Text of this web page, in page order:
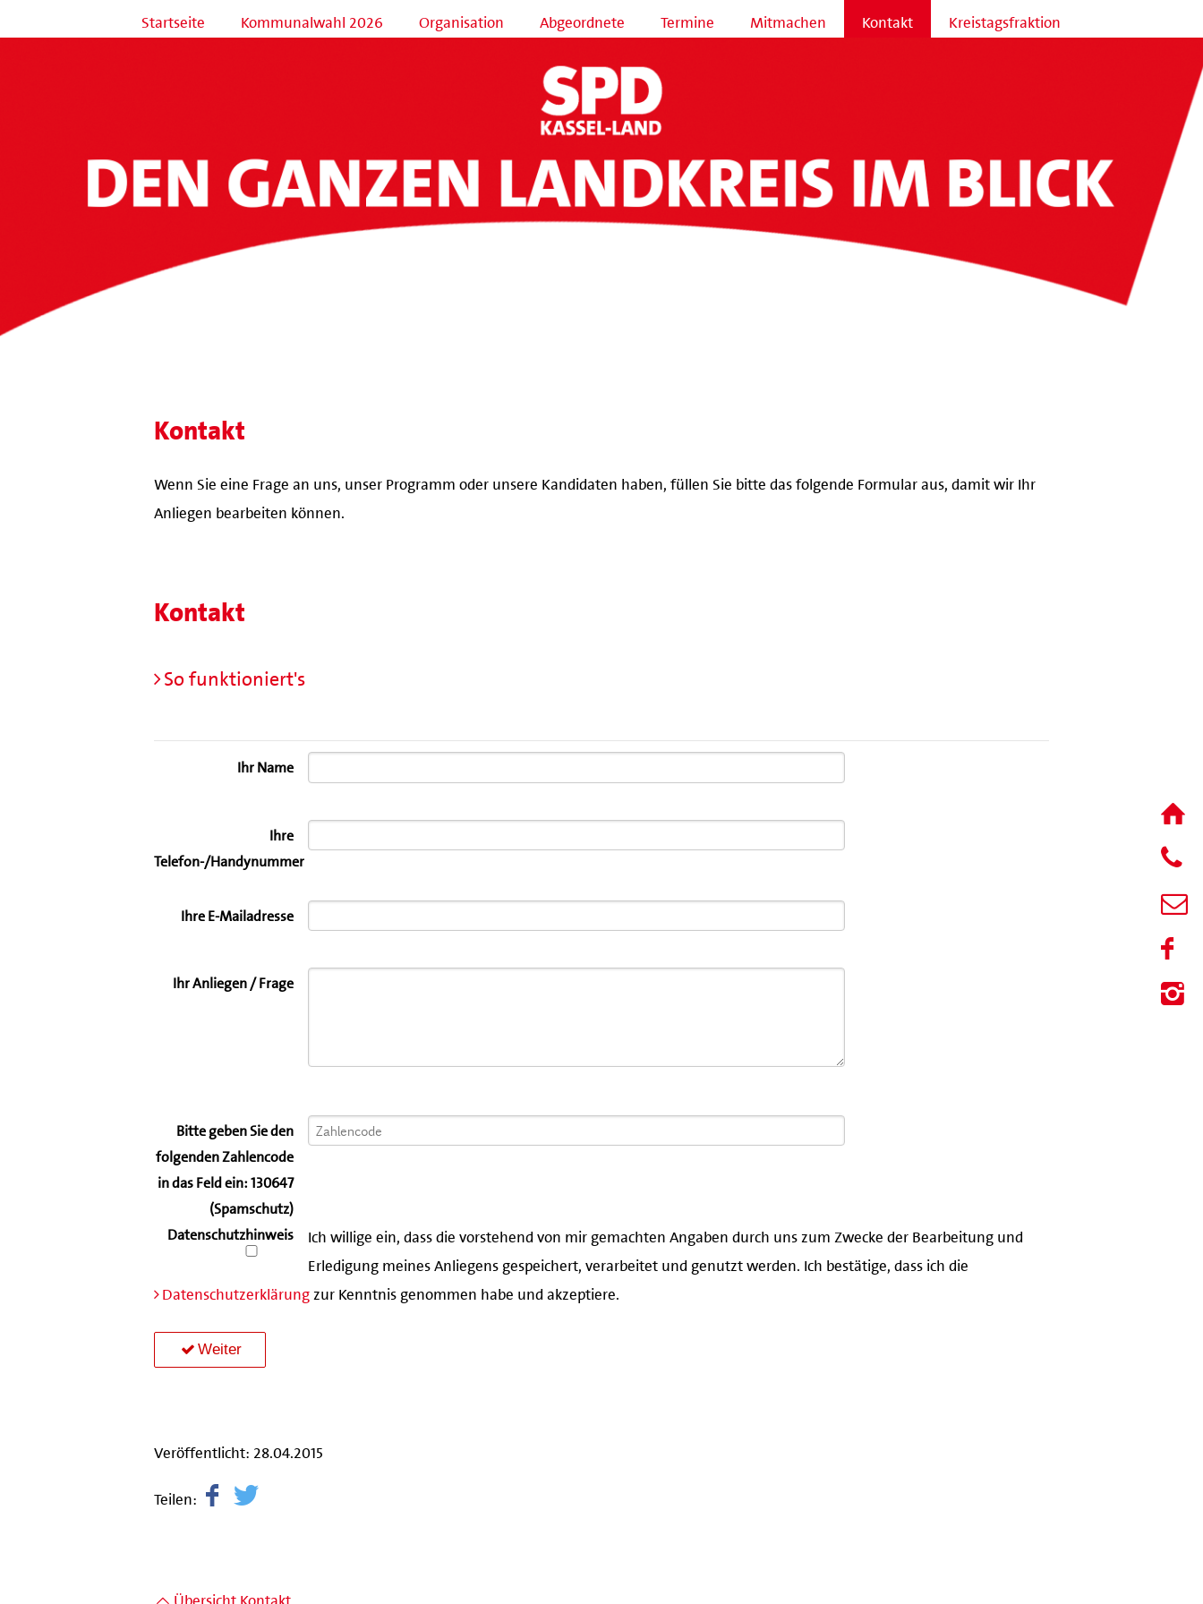
Startseite Kommunalwahl 2026 Organisation Abgeordnete Termine Mitmachen Kontakt Kreistagsfraktion
Kontakt
Wenn Sie eine Frage an uns, unser Programm oder unsere Kandidaten haben, füllen Sie bitte das folgende Formular aus, damit wir Ihr
Anliegen bearbeiten können.
Kontakt
So funktioniert's
Ihr Name
Ihre
Telefon-/Handynummer
Ihre E-Mailadresse
Ihr Anliegen / Frage
Bitte geben Sie den
folgenden Zahlencode
in das Feld ein: 130647
(Spamschutz)
Datenschutzhinweis Ich willige ein, dass die vorstehend von mir gemachten Angaben durch uns zum Zwecke der Bearbeitung und
Erledigung meines Anliegens gespeichert, verarbeitet und genutzt werden. Ich bestätige, dass ich die
Datenschutzerklärungzur Kenntnis genommen habe und akzeptiere.
Weiter
Veröffentlicht: 28.04.2015
Teilen:
Übersicht Kontakt